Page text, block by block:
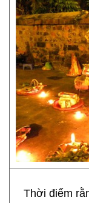
Thời điểm